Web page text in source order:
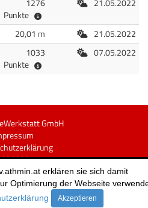
1276
Punkte
21.05.2022
20,01 m Freiluft
21.05.2022
1033
Punkte
Freiluft
07.05.2022
GmbH
erklären sie sich damit
Optimierung der Webseite
Akzeptieren